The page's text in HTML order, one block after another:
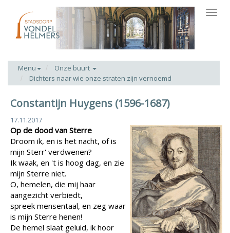
Menu
Onze buurt
Dichters naar wie onze straten zijn vernoemd
Constantijn Huygens (1596-1687)
17.11.2017
Op de dood van Sterre
Droom ik, en is het nacht, of is
mijn Sterr' verdwenen?
Ik waak, en 't is hoog dag, en zie
mijn Sterre niet.
O, hemelen, die mij haar
aangezicht verbiedt,
spreek mensentaal, en zeg waar
is mijn Sterre henen!
De hemel slaat geluid, ik hoor